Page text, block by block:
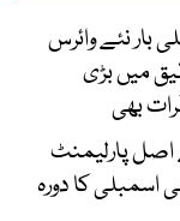
بار نئے وائرس
میں بڑی
بھی
پارلیمنٹ
اسمبلی کا دورہ